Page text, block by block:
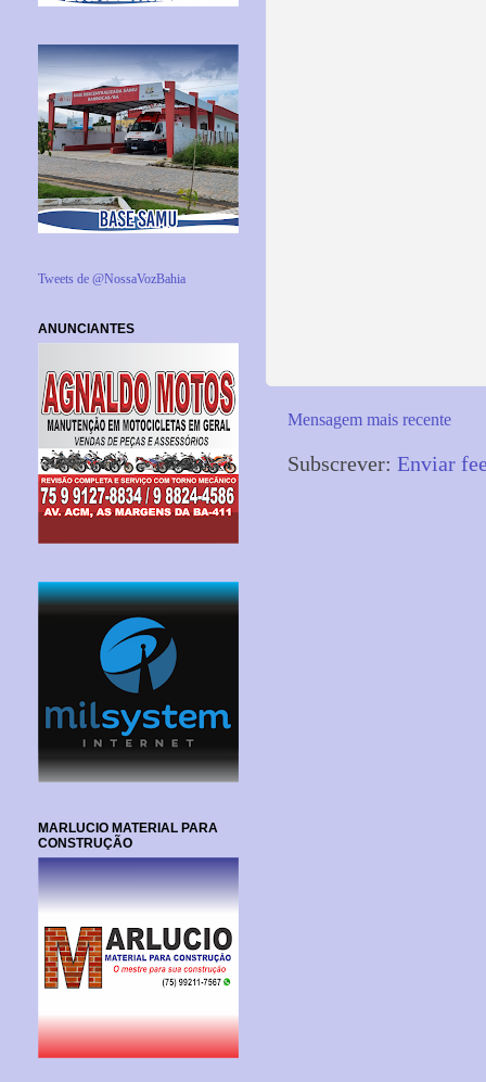
Mensagem mais recente
Subscrever: Enviar
Tweets de @NossaVozBahia
ANUNCIANTES
MARLUCIO MATERIAL PARA
CONSTRUÇÃO